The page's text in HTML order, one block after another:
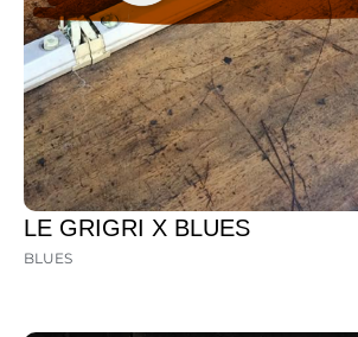
LE GRIGRI X BLUES
BLUES